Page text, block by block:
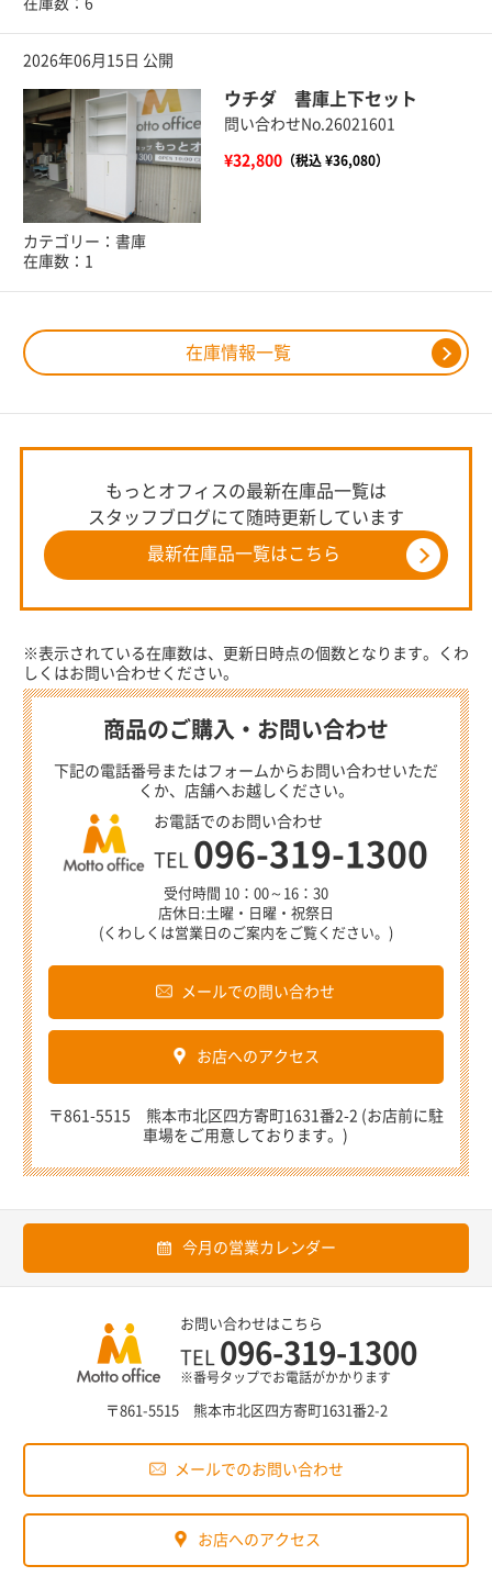
在庫情報一覧
在庫数：6
2026年06月15日 公開
ウチダ 書庫上下セット
問い合わせNo.26021601
¥32,800（税込 ¥36,080）
カテゴリー：書庫
在庫数：1
もっとオフィスの最新在庫品一覧は
スタッフブログにて随時更新しています
最新在庫品一覧はこちら
※表示されている在庫数は、更新日時点の個数となります。くわ
しくはお問い合わせください。
商品のご購入・お問い合わせ
下記の電話番号またはフォームからお問い合わせいただ
くか、店舗へお越しください。
お電話でのお問い合わせ
TEL 096-319-1300
受付時間 10：00～16：30
店休日:土曜・日曜・祝祭日
(くわしくは営業日のご案内をご覧ください。)
メールでの問い合わせ
お店へのアクセス
〒861-5515 熊本市北区四方寄町1631番2-2 (お店前に駐
車場をご用意しております。)
今月の営業カレンダー
お問い合わせはこちら
TEL 096-319-1300
※番号タップでお電話がかかります
〒861-5515 熊本市北区四方寄町1631番2-2
メールでのお問い合わせ
お店へのアクセス